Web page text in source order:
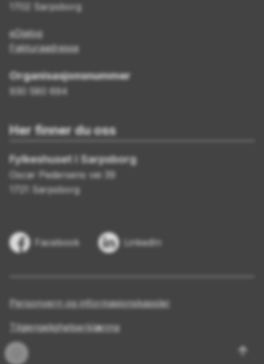
1702 Sarpsborg
eDialog
Fakturaadresse
Organisasjonsnummer
930 580 694
Her finner du oss
Fylkeshuset i Sarpsborg
Oscar Pedersens vei 39
1721 Sarpsborg
Facebook LinkedIn
Personvern og informasjonskapsler
Tilgjengelighetserklæring
Til
Innlogging